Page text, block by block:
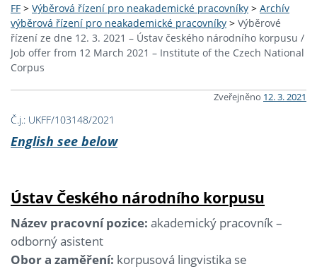
FF > Výběrová řízení pro neakademické pracovníky > Archív
výběrová řízení pro neakademické pracovníky > Výběrové
řízení ze dne 12. 3. 2021 – Ústav českého národního korpusu /
Job offer from 12 March 2021 – Institute of the Czech National
Corpus
Zveřejněno 12. 3. 2021
Č.j.: UKFF/103148/2021
English see below
Ústav Českého národního korpusu
Název pracovní pozice: akademický pracovník –
odborný asistent
Obor a zaměření: korpusová lingvistika se